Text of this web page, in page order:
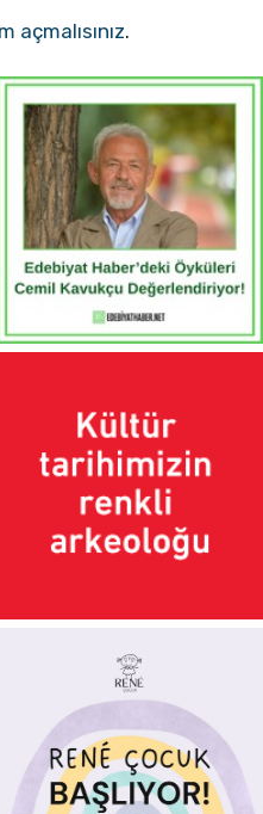
açmalısınız.